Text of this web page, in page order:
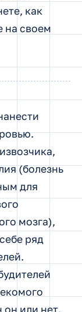
как
на своем
(болезнь
для
мозга),
ряд
или нет.